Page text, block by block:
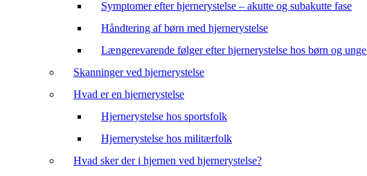
Symptomer efter hjernerystelse – akutte og subakutte fase
Håndtering af børn med hjernerystelse
Længerevarende følger efter hjernerystelse hos børn og unge
Skanninger ved hjernerystelse
Hvad er en hjernerystelse
Hjernerystelse hos sportsfolk
Hjernerystelse hos militærfolk
Hvad sker der i hjernen ved hjernerystelse?